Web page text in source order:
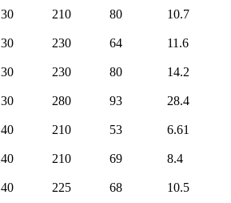
210 80
10.7
230 64
11.6
230 80
14.2
280 93
28.4
210 53
6.61
210 69
8.4
225 68
10.5